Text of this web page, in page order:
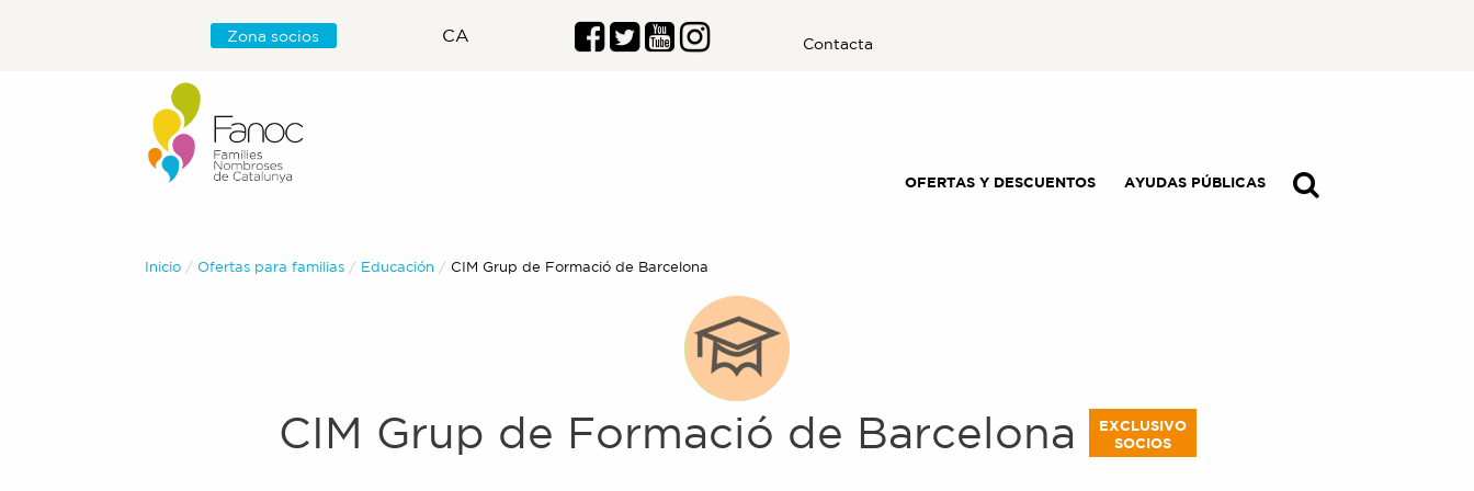
Zona socios CA Contacta
OFERTAS Y DESCUENTOS AYUDAS PÚBLICAS
Inicio Ofertas para familias Educación Actual:
CIM Grup de Formació de Barcelona
CIM Grup de Formació de Barcelona
EXCLUSIVO
SOCIOS